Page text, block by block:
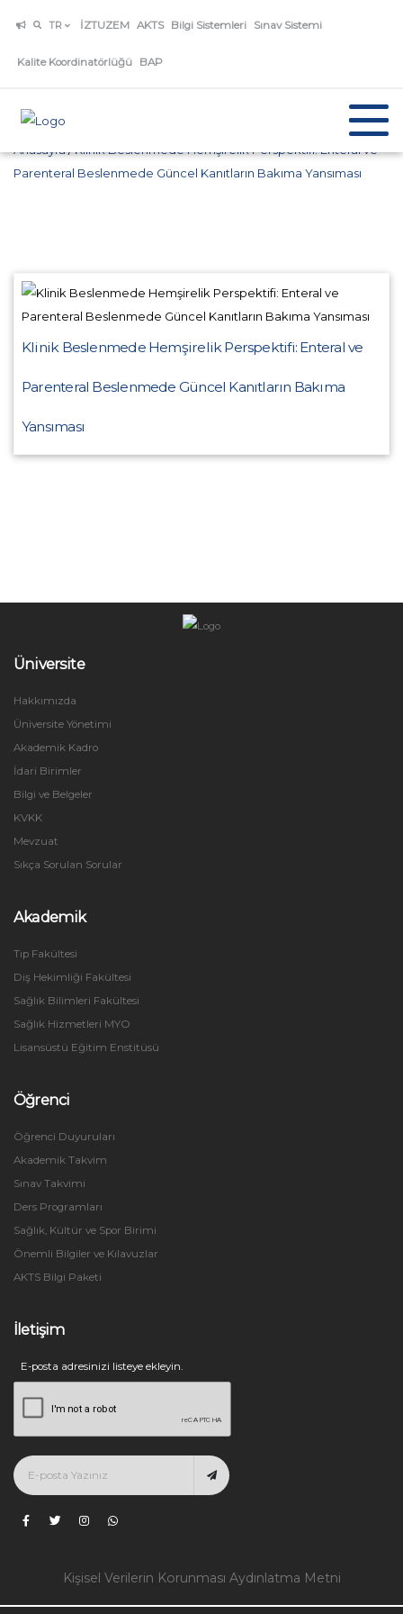
TR İZTUZEM AKTS Bilgi Sistemleri Sınav Sistemi
Kalite Koordinatörlüğü BAP
Anasayfa/Klinik Beslenmede Hemşirelik Perspektifi: Enteral ve
Parenteral Beslenmede Güncel Kanıtların Bakıma Yansıması
Klinik Beslenmede Hemşirelik Perspektifi: Enteral ve
Parenteral Beslenmede Güncel Kanıtların Bakıma
Yansıması
Üniversite
Hakkımızda
Üniversite Yönetimi
Akademik Kadro
İdari Birimler
Bilgi ve Belgeler
KVKK
Mevzuat
Sıkça Sorulan Sorular
Akademik
Tıp Fakültesi
Diş Hekimliği Fakültesi
Sağlık Bilimleri Fakültesi
Sağlık Hizmetleri MYO
Lisansüstü Eğitim Enstitüsü
Öğrenci
Öğrenci Duyuruları
Akademik Takvim
Sınav Takvimi
Ders Programları
Sağlık, Kültür ve Spor Birimi
Önemli Bilgiler ve Kılavuzlar
AKTS Bilgi Paketi
İletişim
E-posta adresinizi listeye ekleyin.
Kişisel Verilerin Korunması Aydınlatma Metni